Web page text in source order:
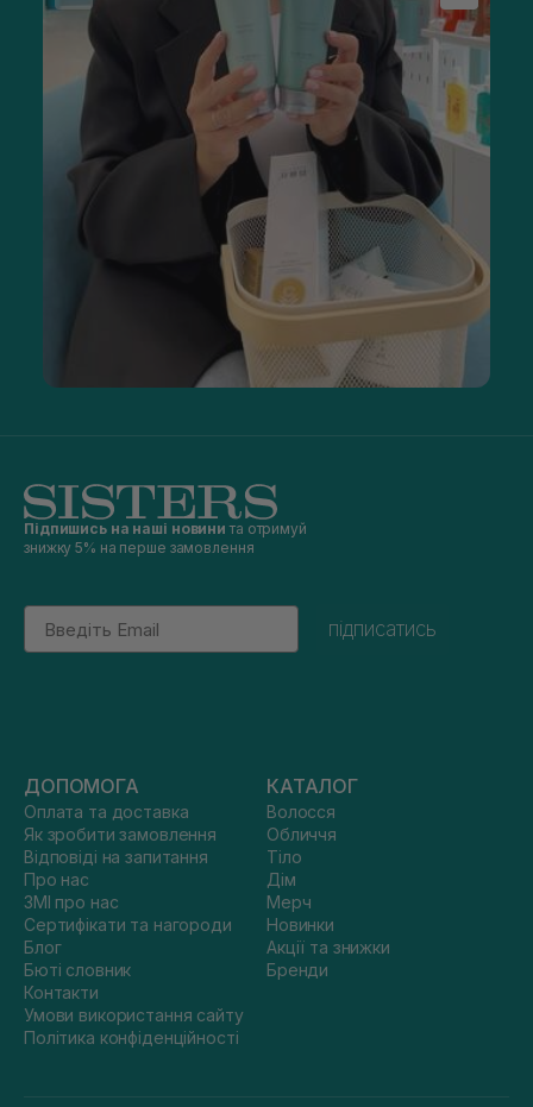
Підпишись на наші новини та отримуй
знижку 5% на перше замовлення
Email
підписатись
ДОПОМОГА
Оплата та доставка
Як зробити замовлення
Відповіді на запитання
Про нас
ЗМІ про нас
Сертифікати та нагороди
Блог
Бюті словник
Контакти
Умови використання сайту
Політика конфіденційності
КАТАЛОГ
Волосся
Обличчя
Тіло
Дім
Мерч
Новинки
Акції та знижки
Бренди